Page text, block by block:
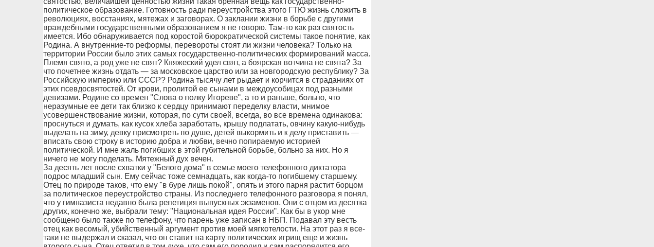
политическое образование. Готовность ради переустройства этого ГТЮ жизнь сложить в
революциях, восстаниях, мятежах и заговорах. О заклании жизни в борьбе с другими
враждебными государственными образованием я не говорю. Там-то как раз святость
имеется. Ибо обнаруживается под коростой бюрократической системы такое понятие, как
Родина. А внутренние-то реформы, перевороты стоят ли жизни человека? Только на
территории России было этих самых государственно-политических формирований масса.
Племя свято, а род уже не свят? Княжеский удел свят, а боярская вотчина не свята? За
что почетнее жизнь отдать — за московское царство или за новгородскую республику? За
Российскую империю или СССР? Родина тысячу лет рыдает и корчится в страданиях от
этих псевдосвятостей. От крови, пролитой ее сынами в междоусобицах под разными
девизами. Родине со времен "Слова о полку Игореве", а то и раньше, больно, что
неразумные ее дети так близко к сердцу принимают переделку власти, мнимое
усовершенствование жизни, которая, по сути своей, всегда, во все времена одинакова:
проснуться и думать, как кусок хлеба заработать, крышу подлатать, овчину какую-нибудь
выделать на зиму, девку присмотреть по душе, детей выкормить и к делу приставить —
вписать свою строку в историю добра и любви, вечно попираемую историей
политической. И мне жаль погибших в этой губительной борьбе, больно за них. Но я
ничего не могу поделать. Мятежный дух вечен.
За десять лет после схватки у "Белого дома" в семье моего телефонного диктатора
подрос младший сын. Ему сейчас тоже семнадцать, как когда-то погибшему старшему.
Отец по природе таков, что ему "в буре лишь покой", опять и этого парня растит борцом
за политическое переустройство страны. Из последнего телефонного разговора я понял,
что у гимназиста недавно была репетиция выпускных экзаменов. Они с отцом из десятка
других, конечно же, выбрали тему: "Национальная идея России". Как бы в укор мне
сообщено было также по телефону, что парень уже записан в НБП. Подавал эту весть
отец как весомый, убийственный аргумент против моей мягкотелости. На этот раз я все-
таки не выдержал и сказал, что он ставит на карту политических игрищ еще и жизнь